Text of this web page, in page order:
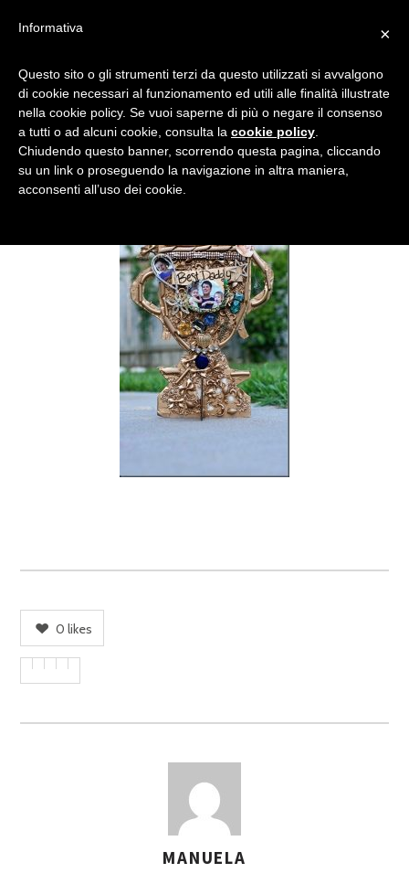
TROFEO
0 likes
MANUELA
×
Informativa
Questo sito o gli strumenti terzi da questo utilizzati si avvalgono
di cookie necessari al funzionamento ed utili alle finalità illustrate
nella cookie policy. Se vuoi saperne di più o negare il consenso
a tutti o ad alcuni cookie, consulta la cookie policy
Chiudendo questo banner, scorrendo questa pagina, cliccando
su un link o proseguendo la navigazione in altra maniera,
acconsenti all’uso dei cookie.